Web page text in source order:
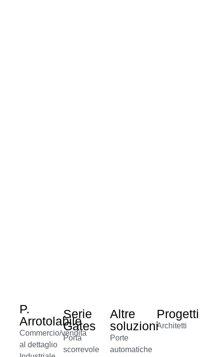
P.
Arrotolabile
Commercio/vendita
al dettaglio
Serie
Gates
Porta
scorrevole
Altre
soluzioni
Porte
automatiche
Progetti
Architetti